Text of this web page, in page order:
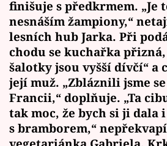
finišuje s předkrmem. „Je
nesnáším žampiony,“
lesních hub Jarka. Při
chodu se kuchařka
šalotky jsou vyšší dívčí“ a
její muž. „Zbláznili jsme
Francii,“ doplňuje. „Ta
tak moc, že bych si ji
s bramborem,“